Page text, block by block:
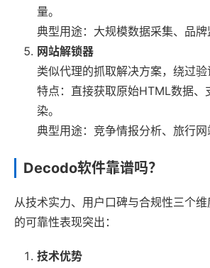
量。
典型用途：大规模数据采集、品牌
网站解锁器
类似代理的抓取解决方案，绕过验
特点：直接获取原始HTML数据
染。
典型用途：竞争情报分析、旅行网
Decodo软件靠谱吗？
从技术实力、用户口碑与合规性三个
的可靠性表现突出：
技术优势